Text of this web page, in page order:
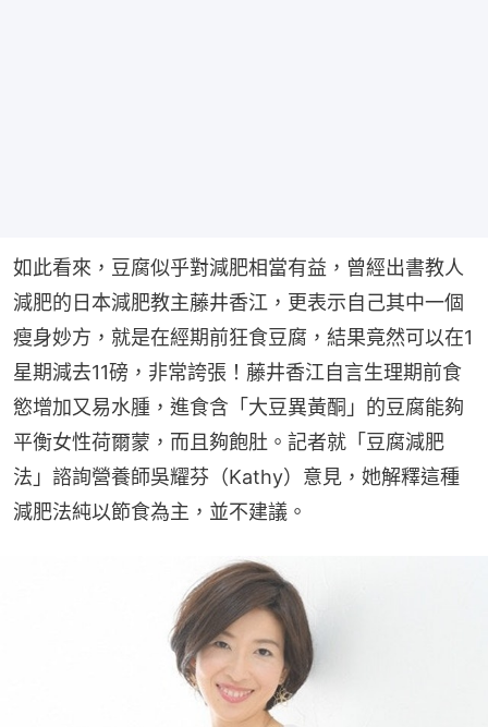
如此看來，豆腐似乎對減肥相當有益，曾經出書教人
減肥的日本減肥教主藤井香江，更表示自己其中一個
瘦身妙方，就是在經期前狂食豆腐，結果竟然可以在1
星期減去11磅，非常誇張！藤井香江自言生理期前食
慾增加又易水腫，進食含「大豆異黃酮」的豆腐能夠
平衡女性荷爾蒙，而且夠飽肚。記者就「豆腐減肥
法」諮詢營養師吳耀芬（Kathy）意見，她解釋這種
減肥法純以節食為主，並不建議。